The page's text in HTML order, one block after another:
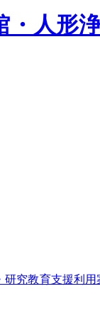
・人形
研究教育支援利用